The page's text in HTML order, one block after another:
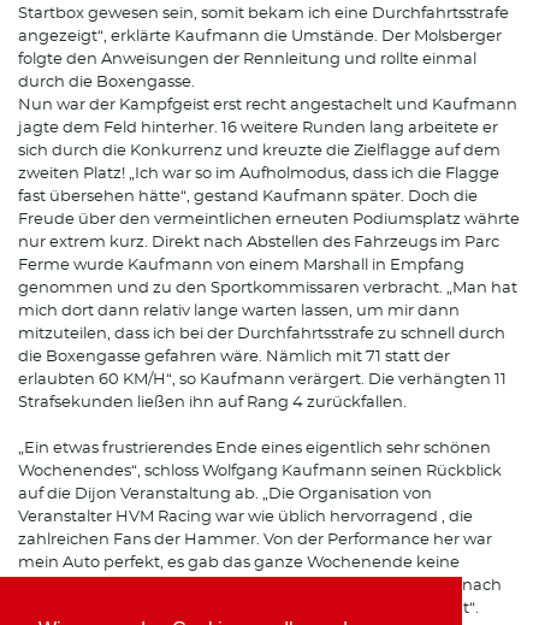
Startbox gewesen sein, somit bekam ich eine Durchfahrtsstrafe
angezeigt“, erklärte Kaufmann die Umstände. Der Molsberger
folgte den Anweisungen der Rennleitung und rollte einmal
durch die Boxengasse.
Nun war der Kampfgeist erst recht angestachelt und Kaufmann
jagte dem Feld hinterher. 16 weitere Runden lang arbeitete er
sich durch die Konkurrenz und kreuzte die Zielflagge auf dem
zweiten Platz! „Ich war so im Aufholmodus, dass ich die Flagge
fast übersehen hätte“, gestand Kaufmann später. Doch die
Freude über den vermeintlichen erneuten Podiumsplatz währte
nur extrem kurz. Direkt nach Abstellen des Fahrzeugs im Parc
Ferme wurde Kaufmann von einem Marshall in Empfang
genommen und zu den Sportkommissaren verbracht. „Man hat
mich dort dann relativ lange warten lassen, um mir dann
mitzuteilen, dass ich bei der Durchfahrtsstrafe zu schnell durch
die Boxengasse gefahren wäre. Nämlich mit 71 statt der
erlaubten 60 KM/H“, so Kaufmann verärgert. Die verhängten 11
Strafsekunden ließen ihn auf Rang 4 zurückfallen.
„Ein etwas frustrierendes Ende eines eigentlich sehr schönen
Wochenendes“, schloss Wolfgang Kaufmann seinen Rückblick
auf die Dijon Veranstaltung ab. „Die Organisation von
Veranstalter HVM Racing war wie üblich hervorragend , die
zahlreichen Fans der Hammer. Von der Performance her war
mein Auto perfekt, es gab das ganze Wochenende keine
Probleme. Lediglich die Umstände, das die Zeitstrafe erst nach
dem Rennen verhängt wurde, hat mich traurig gestimmt“.